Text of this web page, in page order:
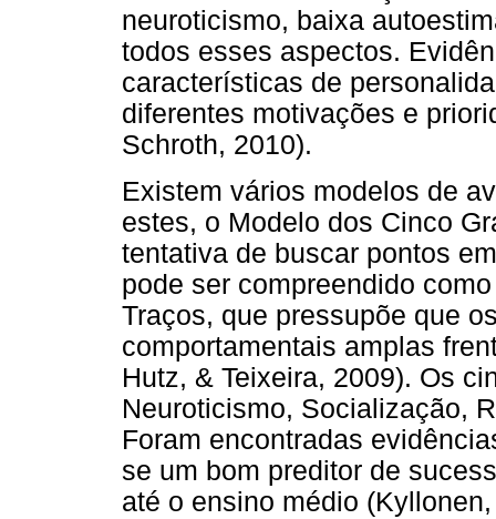
neuroticismo, baixa
todos esses aspectos.
características de
diferentes motivações e
Schroth, 2010).
Existem vários modelos de
estes, o Modelo dos Cinco
tentativa de buscar pontos
pode ser compreendido
Traços, que pressupõe que
comportamentais amplas
Hutz, & Teixeira, 2009). Os
Neuroticismo, Socialização,
Foram encontradas
se um bom preditor de
até o ensino médio